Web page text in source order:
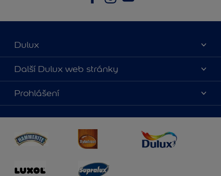
Dulux
O nás
Kontaktujte nás
Najít obchod
Další Dulux web stránky
duluxmalir.cz
duluxmaliar.sk
duluxprodejnabarev.cz
duluxpredajnafarieb.sk
Prohlášení